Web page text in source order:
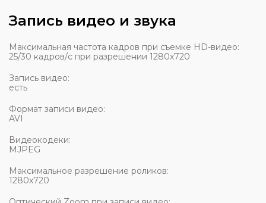
Запись видео и звука
Максимальная частота кадров при съемке HD-видео:
25/30 кадров/с при разрешении 1280x720
Запись видео:
есть
Формат записи видео:
AVI
Видеокодеки:
MJPEG
Максимальное разрешение роликов:
1280x720